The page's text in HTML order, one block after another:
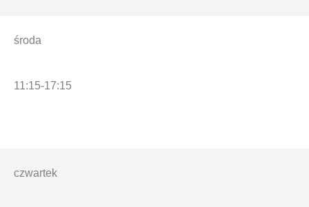
środa
11:15-17:15
czwartek